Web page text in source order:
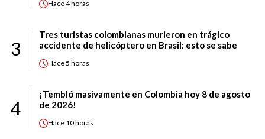
Hace4 horas
3
Tres turistas colombianas murieron en trágico
accidente de helicóptero en Brasil: esto se sabe
Hace5 horas
4
¡Tembló masivamente en Colombia hoy 8 de agosto
de 2026!
Hace 10 horas